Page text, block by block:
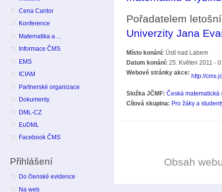
Cena Cantor
Konference
Matematika a ...
Informace ČMS
EMS
ICIAM
Partnerské organizace
Dokumenty
DML-CZ
EuDML
Facebook ČMS
Přihlášení
Do členské evidence
Na web
Pořadatelem
Univerzity Jana
Místo konání: Ústí nad Labem
Datum konání: 25. Květen 2011 -
Webové stránky akce:
http://
Složka JČMF: Česká matematická
Cílová skupina: Pro žáky a
Obsah